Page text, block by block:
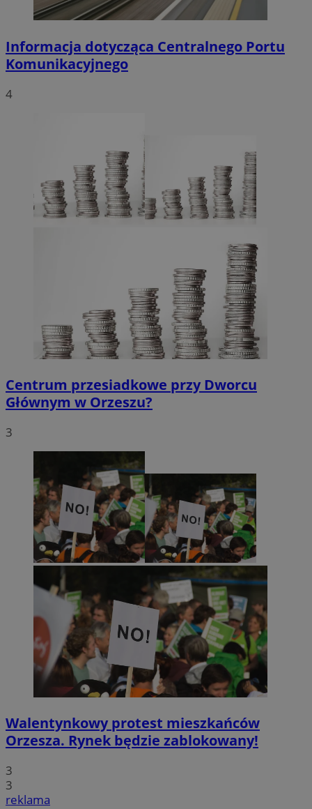
Informacja dotycząca Centralnego Portu
Komunikacyjnego
4
Centrum przesiadkowe przy Dworcu
Głównym w Orzeszu?
3
Walentynkowy protest mieszkańców
Orzesza. Rynek będzie zablokowany!
3
3
reklama